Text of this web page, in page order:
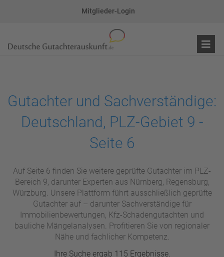
Mitglieder-Login
Gutachter und Sachverständige:
Deutschland, PLZ-Gebiet 9 -
Seite 6
Auf Seite 6 finden Sie weitere geprüfte Gutachter im PLZ-
Bereich 9, darunter Experten aus Nürnberg, Regensburg,
Würzburg. Unsere Plattform führt ausschließlich geprüfte
Gutachter auf – darunter Sachverständige für
Immobilienbewertungen, Kfz-Schadengutachten und
bauliche Mängelanalysen. Profitieren Sie von regionaler
Nähe und fachlicher Kompetenz.
Ihre Suche ergab 115 Ergebnisse.